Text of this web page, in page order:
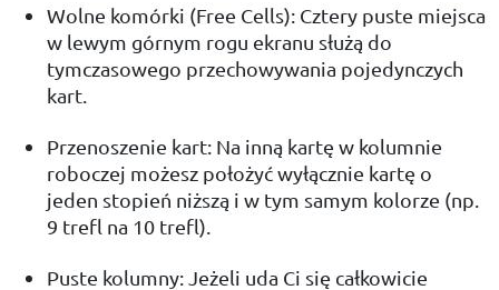
Wolne komórki (Free Cells): Cztery puste miejsca
w lewym górnym rogu ekranu służą do
tymczasowego przechowywania pojedynczych
kart.
Przenoszenie kart: Na inną kartę w kolumnie
roboczej możesz położyć wyłącznie kartę o
jeden stopień niższą i w tym samym kolorze (np.
9 trefl na 10 trefl).
Puste kolumny: Jeżeli uda Ci się całkowicie